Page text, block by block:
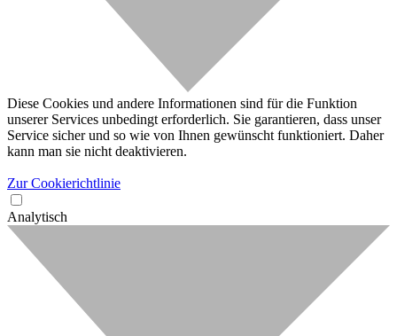
Diese Cookies und andere Informationen sind für die Funktion
unserer Services unbedingt erforderlich. Sie garantieren, dass unser
Service sicher und so wie von Ihnen gewünscht funktioniert. Daher
kann man sie nicht deaktivieren.
Zur Cookierichtlinie
Analytisch